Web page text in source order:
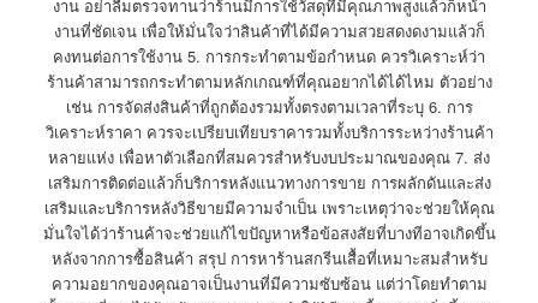
งาน อย่าลืมตรวจทานว่าร้านมีการใช้วัสดุที่มีคุณภาพสูงแล้วก็หน้า
งานที่ชัดเจน เพื่อให้มั่นใจว่าสินค้าที่ได้มีความสวยสดงดงามแล้วก็
คงทนต่อการใช้งาน 5. การกระทำตามข้อกำหนด ควรวิเคราะห์ว่า
ร้านค้าสามารถกระทำตามหลักเกณฑ์ที่คุณอยากได้ได้ไหม ตัวอย่าง
เช่น การจัดส่งสินค้าที่ถูกต้องรวมทั้งตรงตามเวลาที่ระบุ 6. การ
วิเคราะห์ราคา ควรจะเปรียบเทียบราคารวมทั้งบริการระหว่างร้านค้า
หลายแห่ง เพื่อหาตัวเลือกที่สมควรสำหรับงบประมาณของคุณ 7. ส่ง
เสริมการติดต่อแล้วก็บริการหลังแนวทางการขาย การผลักดันและส่ง
เสริมและบริการหลังวิธีขายมีความจำเป็น เพราะเหตุว่าจะช่วยให้คุณ
มั่นใจได้ว่าร้านค้าจะช่วยแก้ไขปัญหาหรือข้อสงสัยที่บางทีอาจเกิดขึ้น
หลังจากการซื้อสินค้า สรุป การหาร้านสกรีนเสื้อที่เหมาะสมสำหรับ
ความอยากของคุณอาจเป็นงานที่มีความซับซ้อน แต่ว่าโดยทำตาม